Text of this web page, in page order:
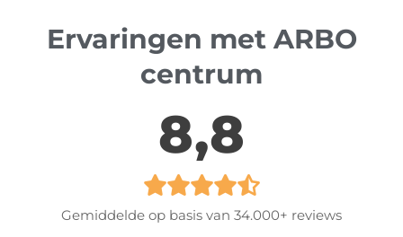
Ervaringen met ARBO
centrum
8,8
Gemiddelde op basis van 34.000+ reviews